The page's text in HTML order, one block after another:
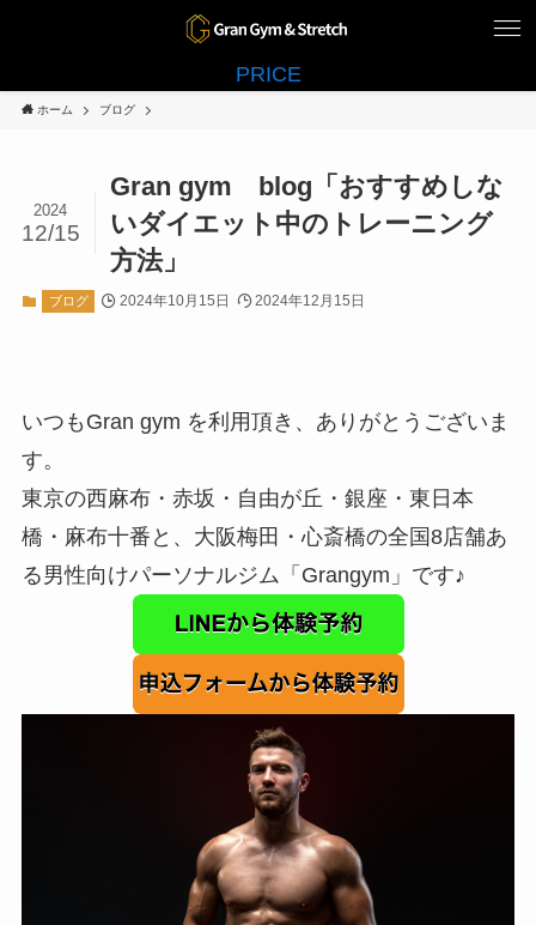
PRICE
ホーム ブログ
Gran gym blog「おすすめしな
いダイエット中のトレーニング
方法」
2024
12/15
ブログ 2024年10月15日 2024年12月15日
いつもGran gym を利用頂き、ありがとうございま
す。
東京の西麻布・赤坂・自由が丘・銀座・東日本
橋・麻布十番と、大阪梅田・心斎橋の全国8店舗あ
る男性向けパーソナルジム「Grangym」です♪